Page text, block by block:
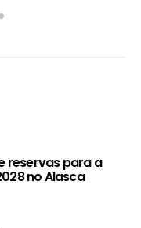
reservas para a
no Alasca